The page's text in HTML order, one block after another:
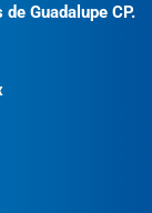
Guadalupe CP.